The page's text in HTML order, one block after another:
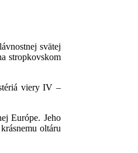
svätej
stropkovskom
viery IV –
Európe. Jeho
oltáru